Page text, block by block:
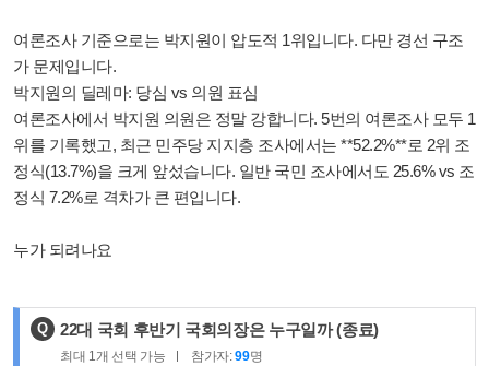
여론조사 기준으로는 박지원이 압도적 1위입니다. 다만 경선 구조
가 문제입니다.
박지원의 딜레마: 당심 vs 의원 표심
여론조사에서 박지원 의원은 정말 강합니다. 5번의 여론조사 모두 1
위를 기록했고, 최근 민주당 지지층 조사에서는 **52.2%**로 2위 조
정식(13.7%)을 크게 앞섰습니다. 일반 국민 조사에서도 25.6% vs 조
정식 7.2%로 격차가 큰 편입니다.
누가 되려나요
Q
제
목
22대 국회 후반기 국회의장은 누구일까 (종료)
최대 1개 선택 가능 참가자:99명